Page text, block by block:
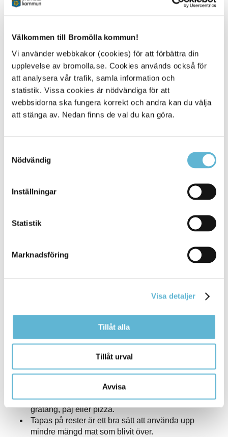
Välkommen till Bromölla kommun!
Vi använder webbkakor (cookies) för att förbättra din
upplevelse av bromolla.se. Cookies används också för
att analysera vår trafik, samla information och
statistik. Vissa cookies är nödvändiga för att
webbsidorna ska fungera korrekt och andra kan du välja
att stänga av. Nedan finns de val du kan göra.
Nödvändig
Inställningar
Statistik
Marknadsföring
Visa detaljer
Tillåt alla
Tillåt urval
Avvisa
anses inte vara säkra att äta efter detta datum. Ät
Fynda i matbutiken. Köp mat med kort datum om du
vet att den kommer att gå åt snart så gör du även en
insats för miljön.
som en bonus som kan bli en perfekt matlåda eller en helt
Oönskade och vissna grönsaker kan bli en mustig
Fläckiga och skrumpna frukter funkar bra i
fruktsallad eller smoothie.
Tråkiga ostkanter kan rivas och frysas in. Perfekt till
gratäng, paj eller pizza.
Tapas på rester är ett bra sätt att använda upp
mindre mängd mat som blivit över.